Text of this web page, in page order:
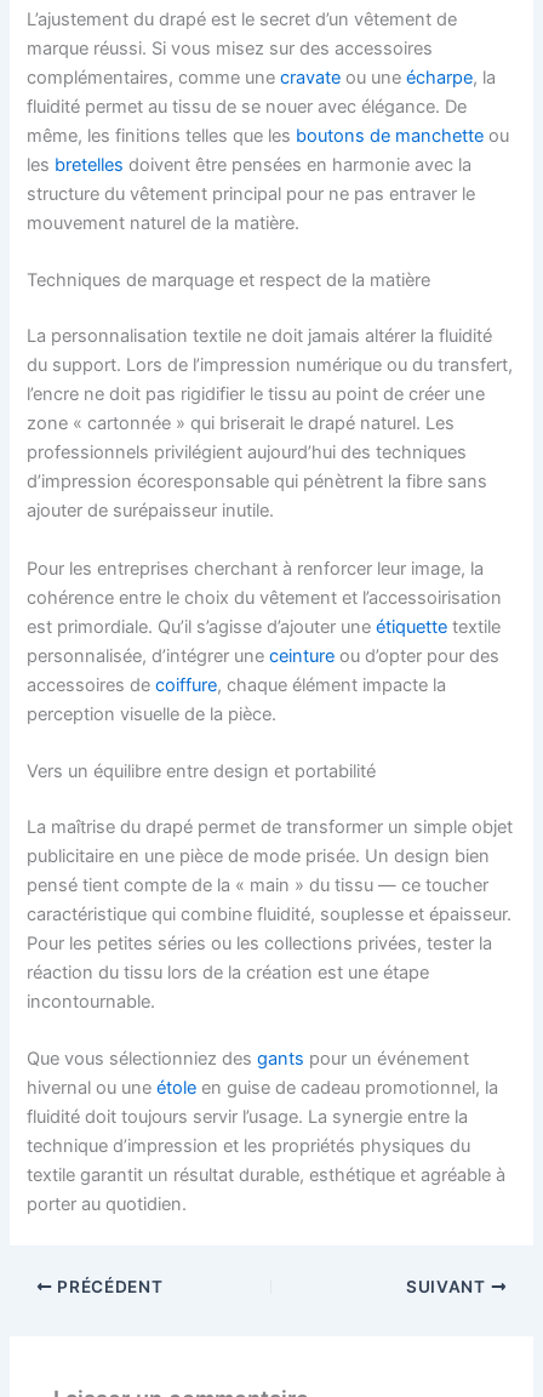
L’ajustement du drapé est le secret d’un vêtement de
marque réussi. Si vous misez sur des accessoires
complémentaires, comme unecravate ou uneécharpe, la
fluidité permet au tissu de se nouer avec élégance. De
même, les finitions telles que les boutons de manchette ou
les bretelles doivent être pensées en harmonie avec la
structure du vêtement principal pour ne pas entraver le
mouvement naturel de la matière.
Techniques de marquage et respect de la matière
La personnalisation textile ne doit jamais altérer la fluidité
du support. Lors de l’impression numérique ou du transfert,
l’encre ne doit pas rigidifier le tissu au point de créer une
zone « cartonnée » qui briserait le drapé naturel. Les
professionnels privilégient aujourd’hui des techniques
d’impression écoresponsable qui pénètrent la fibre sans
ajouter de surépaisseur inutile.
Pour les entreprises cherchant à renforcer leur image, la
cohérence entre le choix du vêtement et l’accessoirisation
est primordiale. Qu’il s’agisse d’ajouter uneétiquette textile
personnalisée, d’intégrer uneceinture ou d’opter pour des
accessoires decoiffure, chaque élément impacte la
perception visuelle de la pièce.
Vers un équilibre entre design et portabilité
La maîtrise du drapé permet de transformer un simple objet
publicitaire en une pièce de mode prisée. Un design bien
pensé tient compte de la « main » du tissu — ce toucher
caractéristique qui combine fluidité, souplesse et épaisseur.
Pour les petites séries ou les collections privées, tester la
réaction du tissu lors de la création est une étape
incontournable.
Que vous sélectionniez desgants pour un événement
hivernal ou uneétole en guise de cadeau promotionnel, la
fluidité doit toujours servir l’usage. La synergie entre la
technique d’impression et les propriétés physiques du
textile garantit un résultat durable, esthétique et agréable à
porter au quotidien.
PRÉCÉDENT SUIVANT